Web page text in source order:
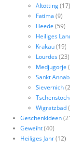
Altötting(17)
Fatima (9)
Heede (59)
Heiliges
Krakau(19)
Lourdes(23)
Medjugorje
Sankt
Sievernich
Wigratzbad
Geschenkideen
Geweiht(40)
Heiliges Jahr(12)